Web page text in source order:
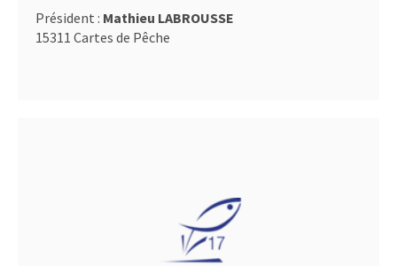
Président : Mathieu LABROUSSE
15311 Cartes de Pêche